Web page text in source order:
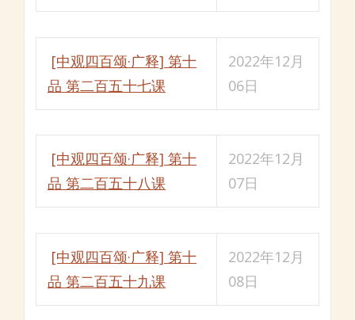
[中观四百颂·广释] 第十
品 第二百五十七课
2022年12月
06日
[中观四百颂·广释] 第十
品 第二百五十八课
2022年12月
07日
[中观四百颂·广释] 第十
品 第二百五十九课
2022年12月
08日